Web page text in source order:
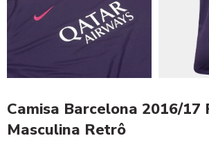
Camisa Barcelona 2016/17
Masculina Retrô